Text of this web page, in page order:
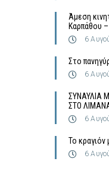
Άμεση
Καρπάθου
6
Στο
6
ΣΥΝΑΥΛΙΑ
ΣΤΟ
6
Το κραγιόν
6